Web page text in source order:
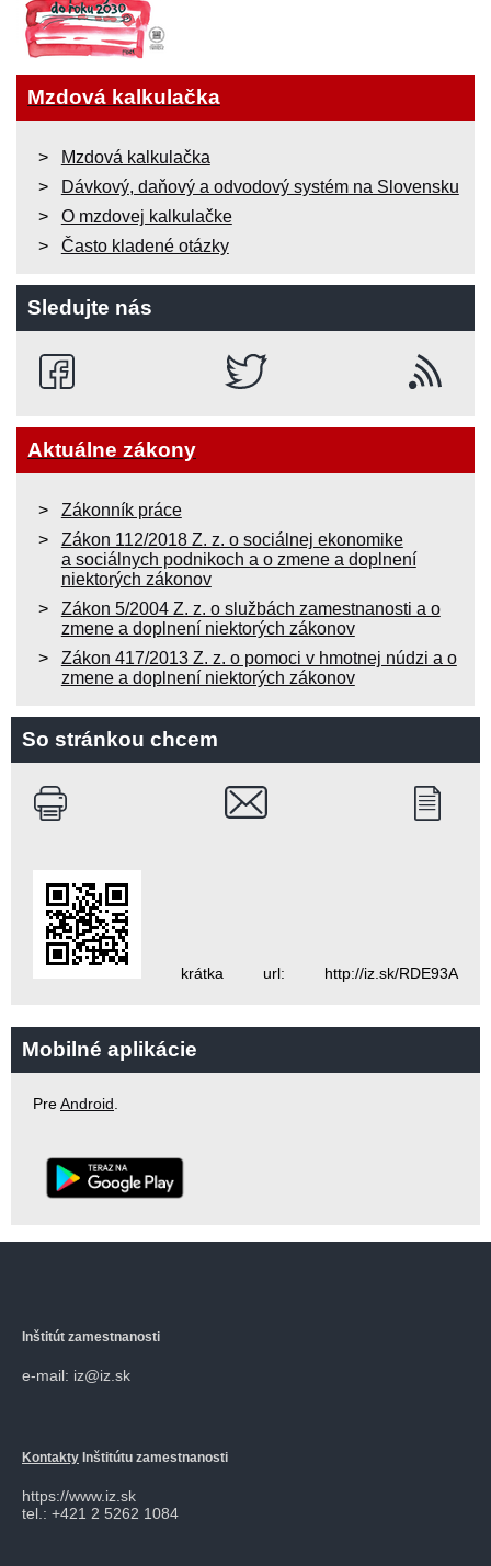
Mzdová kalkulačka
Mzdová kalkulačka
Dávkový, daňový a odvodový systém na Slovensku
O mzdovej kalkulačke
Často kladené otázky
Sledujte nás
Aktuálne zákony
Zákonník práce
Zákon 112/2018 Z. z. o sociálnej ekonomike
a sociálnych podnikoch a o zmene a doplnení
niektorých zákonov
Zákon 5/2004 Z. z. o službách zamestnanosti a o
zmene a doplnení niektorých zákonov
Zákon 417/2013 Z. z. o pomoci v hmotnej núdzi a o
zmene a doplnení niektorých zákonov
So stránkou chcem
krátka url: http://iz.sk/RDE93A
Mobilné aplikácie
PreAndroid.
Inštitút zamestnanosti
e-mail: iz@iz.sk
Kontakty Inštitútu zamestnanosti
https://www.iz.sk
tel.: +421 2 5262 1084